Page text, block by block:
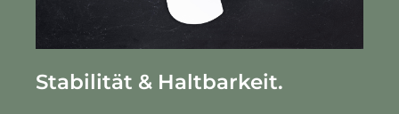
Stabilität & Haltbarkeit.